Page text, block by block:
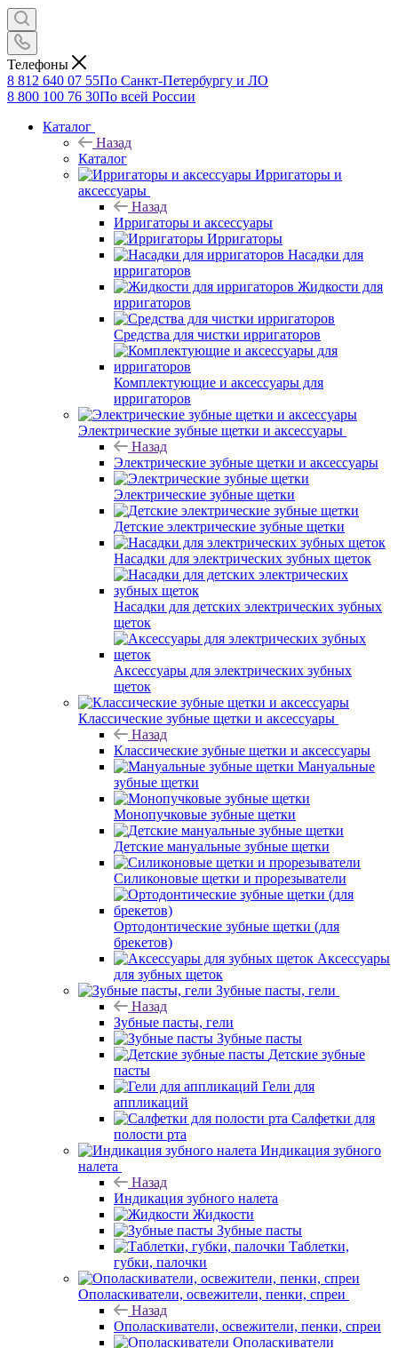
Телефоны
8 812 640 07 55По Санкт-Петербургу и ЛО
8 800 100 76 30По всей России
Каталог
Назад
Каталог
Ирригаторы и
аксессуары
Назад
Ирригаторы и аксессуары
Ирригаторы
Насадки для
ирригаторов
Жидкости для
ирригаторов
Средства для чистки ирригаторов
Комплектующие и аксессуары для
ирригаторов
Электрические зубные щетки и аксессуары
Назад
Электрические зубные щетки и аксессуары
Электрические зубные щетки
Детские электрические зубные щетки
Насадки для электрических зубных щеток
Насадки для детских электрических зубных
щеток
Аксессуары для электрических зубных
щеток
Классические зубные щетки и аксессуары
Назад
Классические зубные щетки и аксессуары
Мануальные
зубные щетки
Монопучковые зубные щетки
Детские мануальные зубные щетки
Силиконовые щетки и прорезыватели
Ортодонтические зубные щетки (для
брекетов)
Аксессуары
для зубных щеток
Зубные пасты, гели
Назад
Зубные пасты, гели
Зубные пасты
Детские зубные
пасты
Гели для
аппликаций
Салфетки для
полости рта
Индикация зубного
налета
Назад
Индикация зубного налета
Жидкости
Зубные пасты
Таблетки,
губки, палочки
Ополаскиватели, освежители, пенки, спреи
Назад
Ополаскиватели, освежители, пенки, спреи
Ополаскиватели